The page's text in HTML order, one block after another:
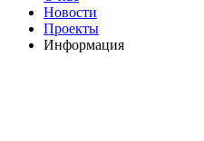
Новости
Проекты
Информация